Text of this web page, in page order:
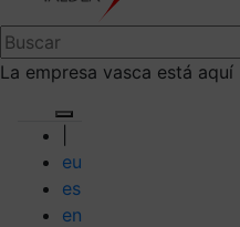
La empresa vasca está aquí
eu
es
en